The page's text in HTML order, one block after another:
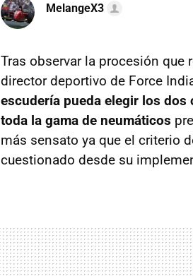
MelangeX3
Tras observar la procesión que
director deportivo de Force
escudería pueda elegir los
toda la gama de neumáticos
más sensato ya que el criterio
cuestionado desde su